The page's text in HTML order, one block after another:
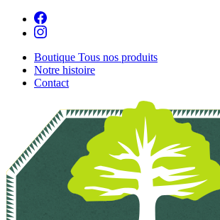
Boutique Tous nos produits
Notre histoire
Contact